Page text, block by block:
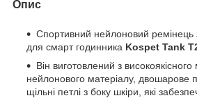
Опис
Спортивний нейлоновий ремінець
для смарт годинника Kospet Tank
Він виготовлений з
нейлонового матеріалу, двошарове
щільні петлі з боку шкіри, які